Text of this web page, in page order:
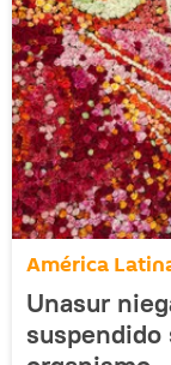
América
Unasur